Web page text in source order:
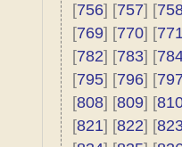
[756] [757] [
[769] [770] [
[782] [783] [
[795] [796] [
[808] [809] [
[821] [822] [